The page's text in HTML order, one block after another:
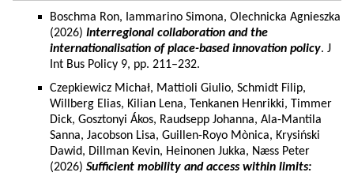
Boschma Ron, Iammarino Simona, Olechnicka Agnieszka
(2026) Interregional collaboration and the
internationalisation of place-based innovation policy. J
Int Bus Policy 9, pp. 211–232.
Czepkiewicz Michał, Mattioli Giulio, Schmidt Filip,
Willberg Elias, Kilian Lena, Tenkanen Henrikki, Timmer
Dick, Gosztonyi Ákos, Raudsepp Johanna, Ala-Mantila
Sanna, Jacobson Lisa, Guillen-Royo Mònica, Krysiński
Dawid, Dillman Kevin, Heinonen Jukka, Næss Peter
(2026) Sufficient mobility and access within limits: